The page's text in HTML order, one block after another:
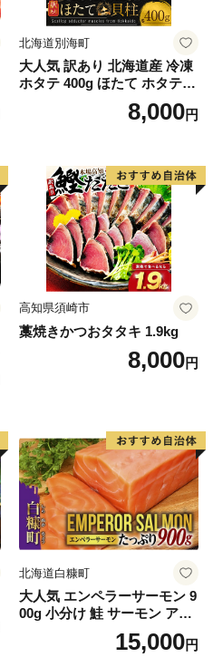
北海道別海町
大人気 訳あり 北海道産 冷凍
ホタテ 400g ほたて ホタテ
8,000円
高知県須崎市
藁焼きかつおタタキ 1.9kg
8,000円
北海道白糠町
大人気 エンペラーサーモン 9
00g 小分け 鮭 サーモン アト
ランティックサーモン 水産
庁長官賞 受賞 さけ シャケ し
15,000円